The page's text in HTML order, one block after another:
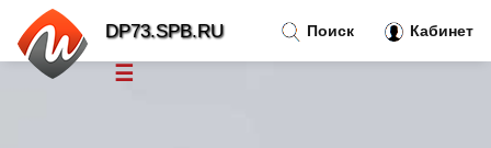
Поиск Кабинет
DP73.SPB.RU
☰